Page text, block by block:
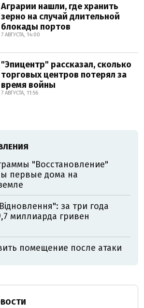
Аграрии нашли, где хранить
зерно на случай длительной
блокады портов
7 АВГУСТА, 14:00
"Эпицентр" рассказал, сколько
торговых центров потерял за
время войны
7 АВГУСТА, 11:56
"Восстановление"
первые дома на
за три года
миллиарда гривен
помещение после атаки